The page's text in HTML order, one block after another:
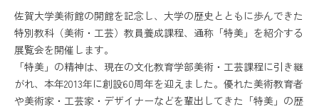
お知らせ アクセス
カレンダー
佐賀大学美術館の開館を記念し、大学の歴史とともに歩んできた
特別教科（美術・工芸）教員養成課程、通称「特美」を紹介する
展覧会を開催します。
「特美」の精神は、現在の文化教育学部美術・工芸課程に引き継
がれ、本年2013年に創設60周年を迎えました。優れた美術教育者
や美術家・工芸家・デザイナーなどを輩出してきた「特美」の歴